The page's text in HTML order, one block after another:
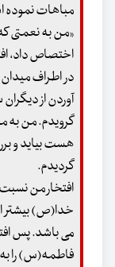
مباهات نموده
«من به نعمتی
اختصاص داد،
در اطراف
آوردن از
گرویدم. من به
هست بیاید و
گردیدم.
افتخار من
خدا(ص) بیشتر
می باشد. پس
فاطمه(س) را به